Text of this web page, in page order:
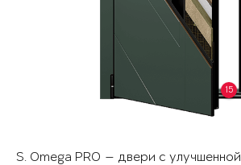
15
S. Omega PRO — двери с улучшенной